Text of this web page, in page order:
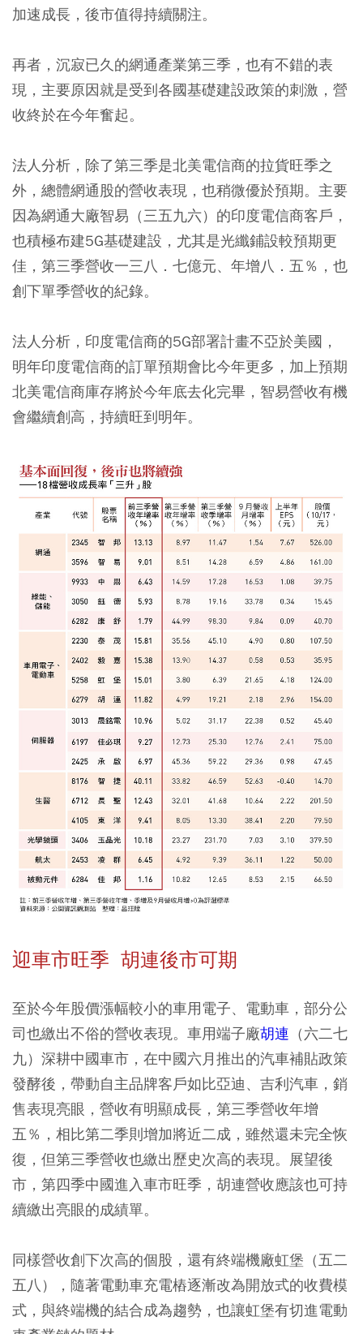
加速成長，後市值得持續關注。
再者，沉寂已久的網通產業第三季，也有不錯的表
現，主要原因就是受到各國基礎建設政策的刺激，營
收終於在今年奮起。
法人分析，除了第三季是北美電信商的拉貨旺季之
外，總體網通股的營收表現，也稍微優於預期。主要
因為網通大廠智易（三五九六）的印度電信商客戶，
也積極布建5G基礎建設，尤其是光纖鋪設較預期更
佳，第三季營收一三八．七億元、年增八．五％，也
創下單季營收的紀錄。
法人分析，印度電信商的5G部署計畫不亞於美國，
明年印度電信商的訂單預期會比今年更多，加上預期
北美電信商庫存將於今年底去化完畢，智易營收有機
會繼續創高，持續旺到明年。
迎車市旺季 胡連後市可期
至於今年股價漲幅較小的車用電子、電動車，部分公
司也繳出不俗的營收表現。車用端子廠胡連 （六二七
九）深耕中國車市，在中國六月推出的汽車補貼政策
發酵後，帶動自主品牌客戶如比亞迪、吉利汽車，銷
售表現亮眼，營收有明顯成長，第三季營收年增
五％，相比第二季則增加將近二成，雖然還未完全恢
復，但第三季營收也繳出歷史次高的表現。展望後
市，第四季中國進入車市旺季，胡連營收應該也可持
續繳出亮眼的成績單。
同樣營收創下次高的個股，還有終端機廠虹堡（五二
五八），隨著電動車充電樁逐漸改為開放式的收費模
式，與終端機的結合成為趨勢，也讓虹堡有切進電動